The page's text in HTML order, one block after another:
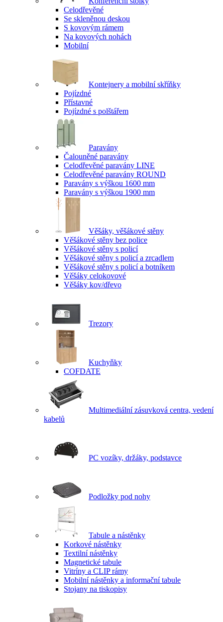
Celodřevěné
Se skleněnou deskou
S kovovým rámem
Na kovových nohách
Mobilní
Kontejnery a mobilní skříňky
Pojízdné
Přístavné
Pojízdné s polštářem
Paravány
Čalouněné paravány
Celodřevěné paravány LINE
Celodřevěné paravány ROUND
Paravány s výškou 1600 mm
Paravány s výškou 1900 mm
Věšáky, věšákové stěny
Věšákové stěny bez police
Věšákové stěny s policí
Věšákové stěny s policí a zrcadlem
Věšákové stěny s policí a botníkem
Věšáky celokovové
Věšáky kov/dřevo
Trezory
Kuchyňky
COFDATE
Multimediální zásuvková centra, vedení
kabelů
PC vozíky, držáky, podstavce
Podložky pod nohy
Tabule a nástěnky
Korkové nástěnky
Textilní nástěnky
Magnetické tabule
Vitríny a CLIP rámy
Mobilní nástěnky a informační tabule
Stojany na tiskopisy